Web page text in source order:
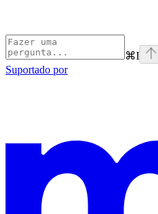
⌘I
Suportado por